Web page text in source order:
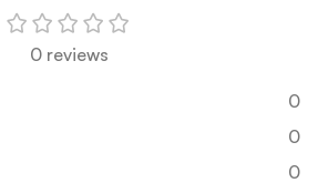
0 reviews
0
0
0